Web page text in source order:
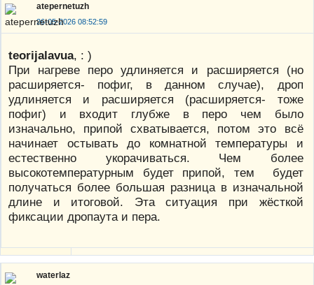
atepernetuzh
26-05-2026 08:52:59
teorijalavua, : )
При нагреве перо удлиняется и расширяется (но
расширяется- пофиг, в данном случае), дроп
удлиняется и расширяется (расширяется- тоже
пофиг) и входит глубже в перо чем было
изначально, припой схватывается, потом это всё
начинает остывать до комнатной температуры и
естественно укорачиваться. Чем более
высокотемпературным будет припой, тем будет
получаться более большая разница в изначальной
длине и итоговой. Эта ситуация при жёсткой
фиксации дропаута и пера.
waterlaz